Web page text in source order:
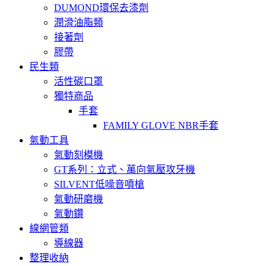
DUMOND環保去漆劑
潤滑油脂類
接著劑
膠帶
民生類
活性碳口罩
獨特商品
手套
FAMILY GLOVE NBR手套
氣動工具
氣動刻模機
GT系列：立式、萬向氣壓攻牙機
SILVENT低噪音噴槍
氣動研磨機
氣動鑽
線網管類
導線器
整理收納